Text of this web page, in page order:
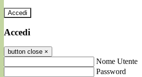
Accedi
Accedi
button close ×
Nome Utente
Password